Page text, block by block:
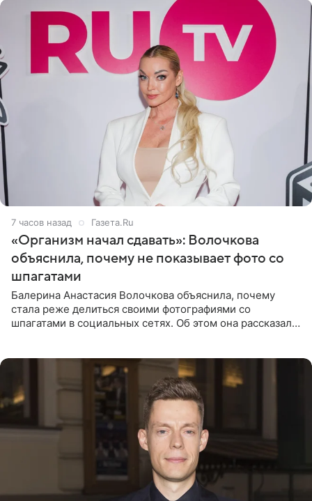
7 часов назад Газета.Ru
«Организм начал сдавать»: Волочкова
объяснила, почему не показывает фото со
шпагатами
Балерина Анастасия Волочкова объяснила, почему
стала реже делиться своими фотографиями со
шпагатами в социальных сетях. Об этом она рассказала